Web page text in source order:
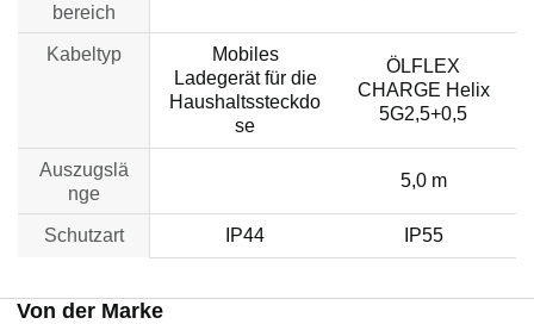
bereich
Kabeltyp
Mobiles
Ladegerät für die
Haushaltssteckdo
se
ÖLFLEX
CHARGE Helix
5G2,5+0,5
Auszugslä
nge
5,0 m
Schutzart IP44 IP55
Von der Marke